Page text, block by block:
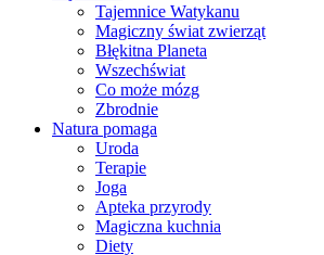
Tajemnice Watykanu
Magiczny świat zwierząt
Błękitna Planeta
Wszechświat
Co może mózg
Zbrodnie
Natura pomaga
Uroda
Terapie
Joga
Apteka przyrody
Magiczna kuchnia
Diety